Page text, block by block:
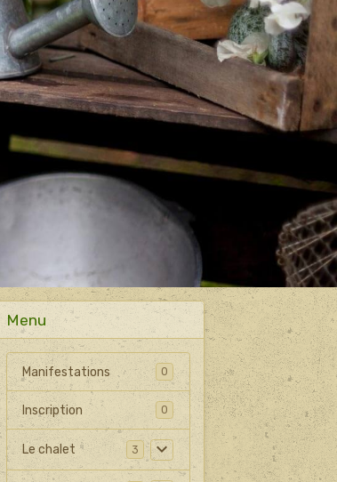
Menu
Manifestations 0
Inscription 0
Le chalet 3